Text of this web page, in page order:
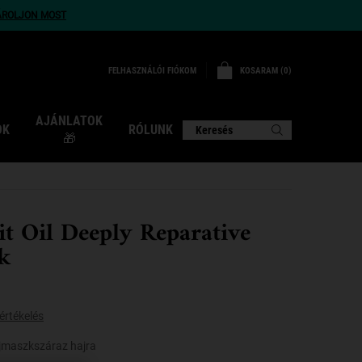
MOST
FELHASZNÁLÓI FIÓKOM KOSARAM 0
0 TERMÉK
AJÁNLATOK
🎁
RÓLUNK Keresés
Oil Deeply Reparative
hajra